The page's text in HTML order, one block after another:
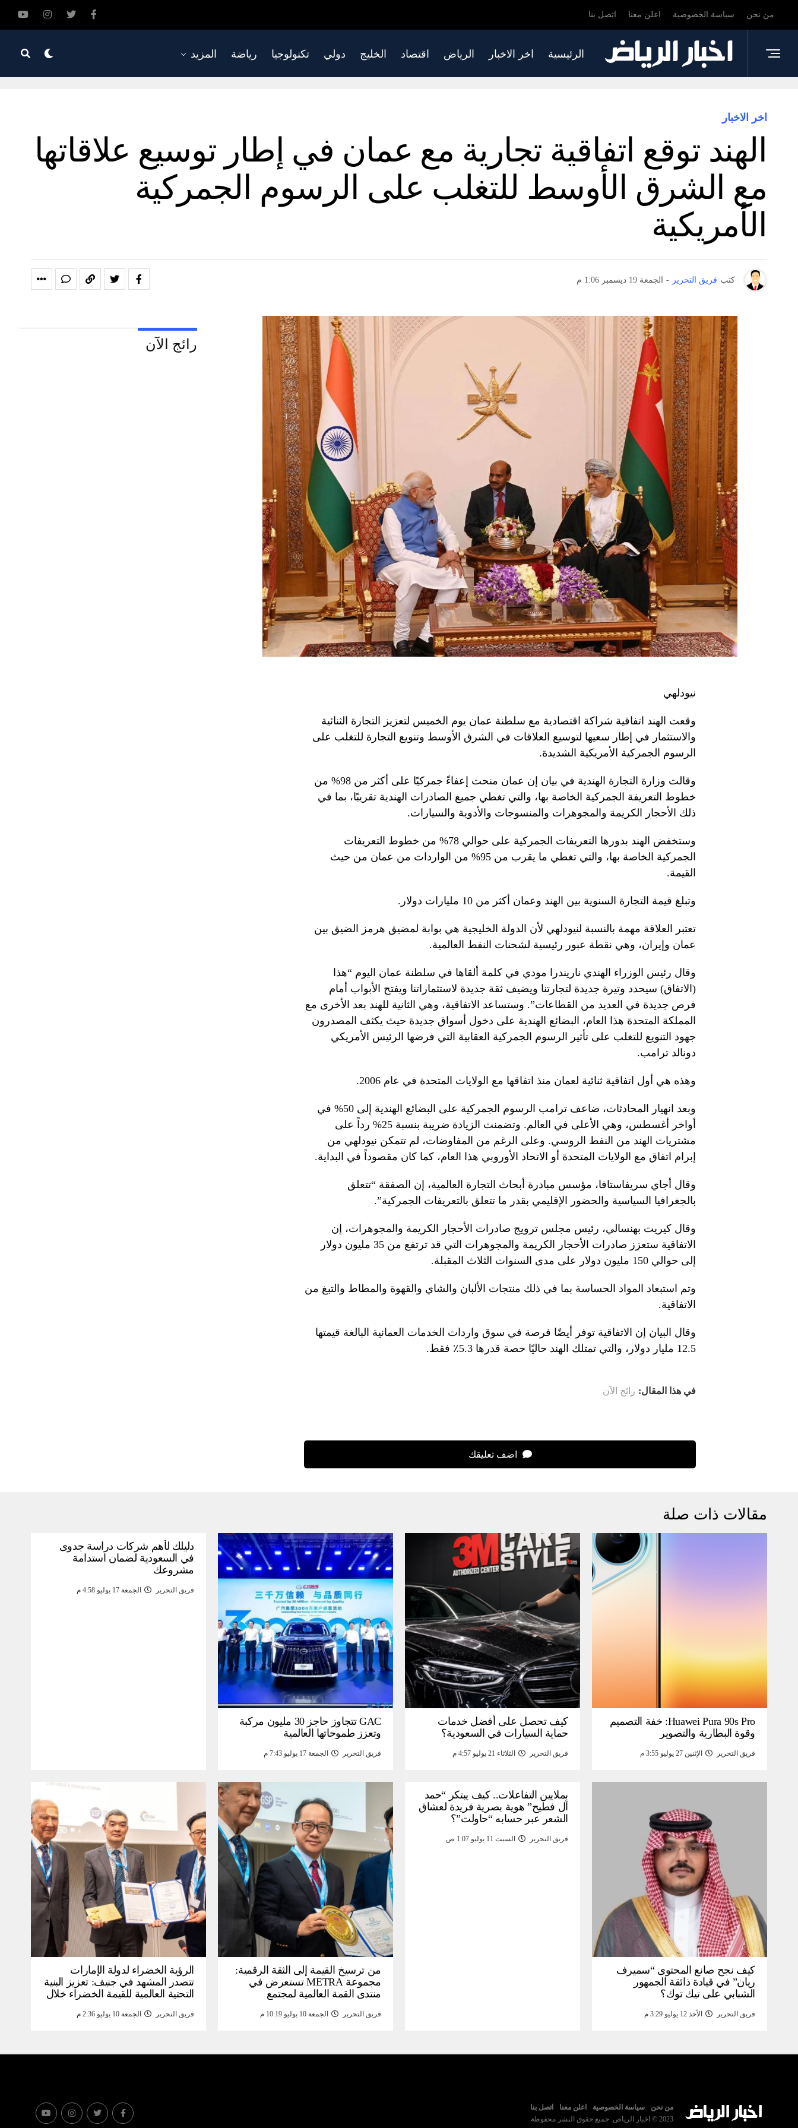
من نحن سياسة الخصوصية اعلن معنا اتصل بنا
الرئيسية اخر الاخبار الرياض اقتصاد الخليج دولي تكنولوجيا رياضة المزيد
اخر الاخبار
الهند توقع اتفاقية تجارية مع عمان في إطار توسيع علاقاتها
مع الشرق الأوسط للتغلب على الرسوم الجمركية
الأمريكية
كتب فريق التحرير - الجمعة 19 ديسمبر 1:06 م
نيودلهي
وقعت الهند اتفاقية شراكة اقتصادية مع سلطنة عمان يوم الخميس لتعزيز التجارة الثنائية
والاستثمار في إطار سعيها لتوسيع العلاقات في الشرق الأوسط وتنويع التجارة للتغلب على
الرسوم الجمركية الأمريكية الشديدة.
وقالت وزارة التجارة الهندية في بيان إن عمان منحت إعفاءً جمركيًا على أكثر من 98% من
خطوط التعريفة الجمركية الخاصة بها، والتي تغطي جميع الصادرات الهندية تقريبًا، بما في
ذلك الأحجار الكريمة والمجوهرات والمنسوجات والأدوية والسيارات.
وستخفض الهند بدورها التعريفات الجمركية على حوالي 78% من خطوط التعريفات
الجمركية الخاصة بها، والتي تغطي ما يقرب من 95% من الواردات من عمان من حيث
القيمة.
وتبلغ قيمة التجارة السنوية بين الهند وعمان أكثر من 10 مليارات دولار.
تعتبر العلاقة مهمة بالنسبة لنيودلهي لأن الدولة الخليجية هي بوابة لمضيق هرمز الضيق بين
عمان وإيران، وهي نقطة عبور رئيسية لشحنات النفط العالمية.
وقال رئيس الوزراء الهندي ناريندرا مودي في كلمة ألقاها في سلطنة عمان اليوم “هذا
(الاتفاق) سيحدد وتيرة جديدة لتجارتنا ويضيف ثقة جديدة لاستثماراتنا ويفتح الأبواب أمام
فرص جديدة في العديد من القطاعات”. وستساعد الاتفاقية، وهي الثانية للهند بعد الأخرى مع
المملكة المتحدة هذا العام، البضائع الهندية على دخول أسواق جديدة حيث يكثف المصدرون
جهود التنويع للتغلب على تأثير الرسوم الجمركية العقابية التي فرضها الرئيس الأمريكي
دونالد ترامب.
وهذه هي أول اتفاقية ثنائية لعمان منذ اتفاقها مع الولايات المتحدة في عام 2006.
وبعد انهيار المحادثات، ضاعف ترامب الرسوم الجمركية على البضائع الهندية إلى 50% في
أواخر أغسطس، وهي الأعلى في العالم. وتضمنت الزيادة ضريبة بنسبة 25% رداً على
مشتريات الهند من النفط الروسي. وعلى الرغم من المفاوضات، لم تتمكن نيودلهي من
إبرام اتفاق مع الولايات المتحدة أو الاتحاد الأوروبي هذا العام، كما كان مقصوداً في البداية.
وقال أجاي سريفاستافا، مؤسس مبادرة أبحاث التجارة العالمية، إن الصفقة “تتعلق
بالجغرافيا السياسية والحضور الإقليمي بقدر ما تتعلق بالتعريفات الجمركية”.
وقال كيريت بهنسالي، رئيس مجلس ترويج صادرات الأحجار الكريمة والمجوهرات، إن
الاتفاقية ستعزز صادرات الأحجار الكريمة والمجوهرات التي قد ترتفع من 35 مليون دولار
إلى حوالي 150 مليون دولار على مدى السنوات الثلاث المقبلة.
وتم استبعاد المواد الحساسة بما في ذلك منتجات الألبان والشاي والقهوة والمطاط والتبغ من
الاتفاقية.
وقال البيان إن الاتفاقية توفر أيضًا فرصة في سوق واردات الخدمات العمانية البالغة قيمتها
12.5 مليار دولار، والتي تمتلك الهند حاليًا حصة قدرها 5.3٪ فقط.
في هذا المقال: رائج الآن
اضف تعليقك
رائج الآن
مقالات ذات صلة
Huawei Pura 90s Pro: خفة التصميم
وقوة البطارية والتصوير
فريق التحرير الإثنين 27 يوليو 3:55 م
كيف تحصل على أفضل خدمات
حماية السيارات في السعودية؟
فريق التحرير الثلاثاء 21 يوليو 4:57 م
GAC تتجاوز حاجز 30 مليون مركبة
وتعزز طموحاتها العالمية
فريق التحرير الجمعة 17 يوليو 7:43 م
دليلك لأهم شركات دراسة جدوى
في السعودية لضمان استدامة
مشروعك
فريق التحرير الجمعة 17 يوليو 4:58 م
كيف نجح صانع المحتوى “سميرف
ريان” في قيادة ذائقة الجمهور
الشبابي على تيك توك؟
فريق التحرير الأحد 12 يوليو 3:29 م
بملايين التفاعلات.. كيف يبتكر “حمد
آل فطيح” هوية بصرية فريدة لعشاق
الشعر عبر حسابه “حاولت”؟
فريق التحرير السبت 11 يوليو 1:07 ص
من ترسيخ القيمة إلى الثقة الرقمية:
مجموعة METRA تستعرض في
منتدى القمة العالمية لمجتمع
تحتية للأصول الرقمية المدعومة
فريق التحرير الجمعة 10 يوليو 10:19 م
الرؤية الخضراء لدولة الإمارات
تتصدر المشهد في جنيف: تعزيز البنية
التحتية العالمية للقيمة الخضراء خلال
المعلومات WSIS 2026 وقمة “الذكاء
فريق التحرير الجمعة 10 يوليو 2:36 م
من نحن سياسة الخصوصية اعلن معنا
اتصل بنا
2023 © اخبار الرياض. جميع حقوق النشر محفوظة.